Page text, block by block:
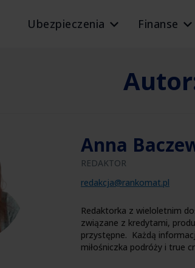
Ubezpieczenia Finanse
Anna
REDAKTOR
redakcja@rankomat.pl
Redaktorka z wieloletnim
związane z kredytami,
przystępne. Każdą
miłośniczka podróży i true